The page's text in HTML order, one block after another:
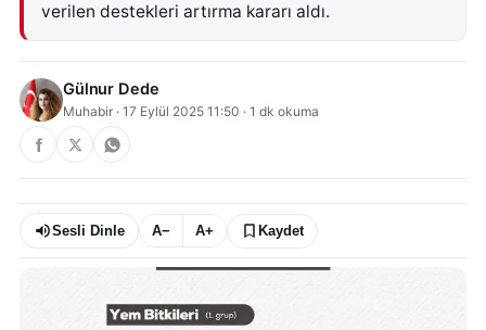
verilen destekleri artırma kararı aldı.
Gülnur Dede
Muhabir · 17 Eylül 2025 11:50 · 1 dk okuma
Sesli Dinle A− A+ Kaydet